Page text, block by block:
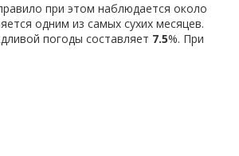
при этом наблюдается около
одним из самых сухих месяцев.
погоды составляет 7.5%. При